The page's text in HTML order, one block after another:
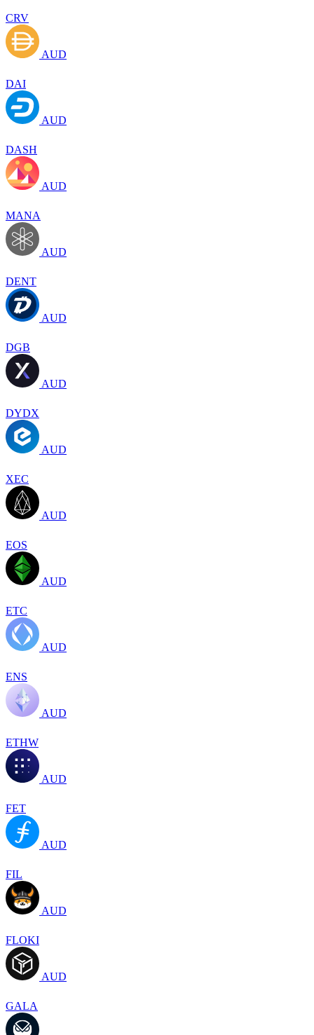
CRV
AUD
DAI
AUD
DASH
AUD
MANA
AUD
DENT
AUD
DGB
AUD
DYDX
AUD
XEC
AUD
EOS
AUD
ETC
AUD
ENS
AUD
ETHW
AUD
FET
AUD
FIL
AUD
FLOKI
AUD
GALA